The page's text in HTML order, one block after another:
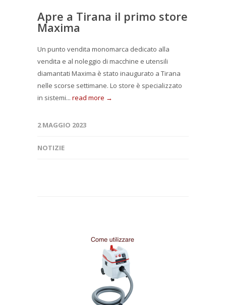
Apre a Tirana il primo store
Maxima
Un punto vendita monomarca dedicato alla
vendita e al noleggio di macchine e utensili
diamantati Maxima è stato inaugurato a Tirana
nelle scorse settimane. Lo store è specializzato
in sistemi... read more →
2 MAGGIO 2023
NOTIZIE